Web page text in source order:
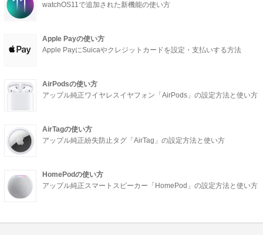
watchOS11で追加された新機能の使い方
Apple Payの使い方
Apple PayにSuicaやクレジットカードを設定・支払いする方法
AirPodsの使い方
アップル純正ワイヤレスイヤフォン「AirPods」の設定方法と使い方
AirTagの使い方
アップル純正紛失防止タグ「AirTag」の設定方法と使い方
HomePodの使い方
アップル純正スマートスピーカー「HomePod」の設定方法と使い方